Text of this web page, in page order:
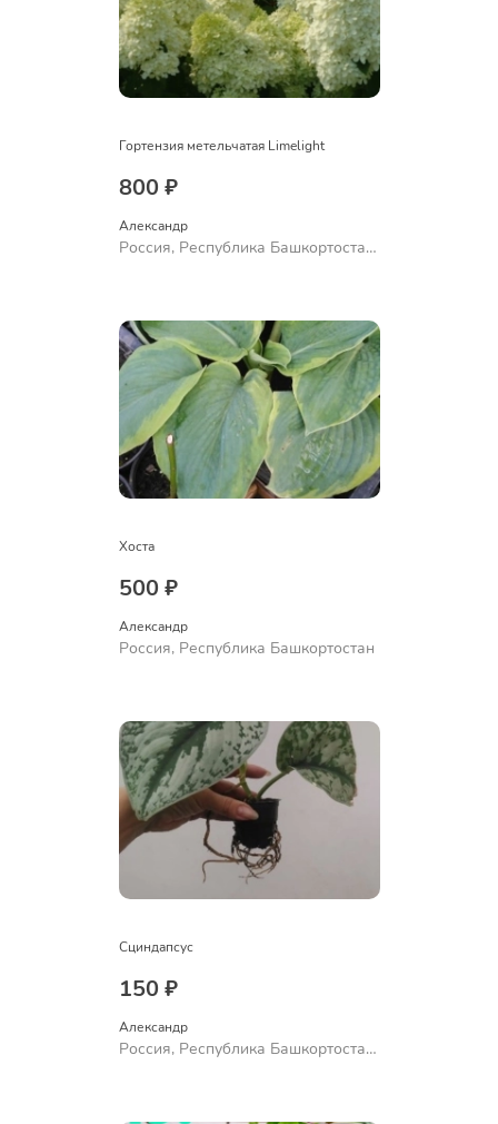
Гортензия метельчатая Limelight
800 ₽
Александр
Россия, Республика Башкортостан,
Хоста
500 ₽
Александр
Россия, Республика Башкортостан
Сциндапсус
150 ₽
Александр
Россия, Республика Башкортостан,